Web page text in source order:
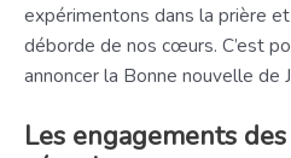
expérimentons dans la prière
déborde de nos cœurs. C’est
annoncer la Bonne nouvelle de
Les engagements